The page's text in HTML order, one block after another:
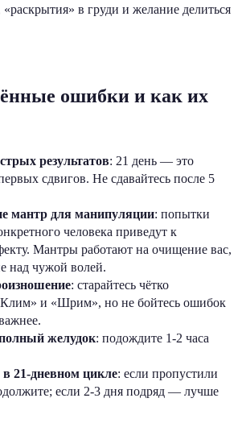
в груди и желание делиться
ошибки и как их
результатов: 21 день — это
сдвигов. Не сдавайтесь после 5
мантр для манипуляции: попытки
человека приведут к
Мантры работают на очищение вас,
над чужой волей.
: старайтесь чётко
и «Шрим», но не бойтесь ошибок
желудок: подождите 1-2 часа
21-дневном цикле: если пропустили
если 2-3 дня подряд — лучше